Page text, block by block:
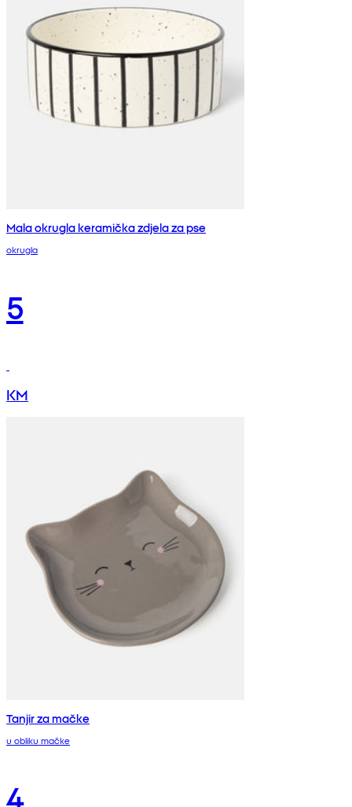
Mala okrugla keramička zdjela za pse
okrugla
5
KM
Tanjir za mačke
u obliku mačke
4